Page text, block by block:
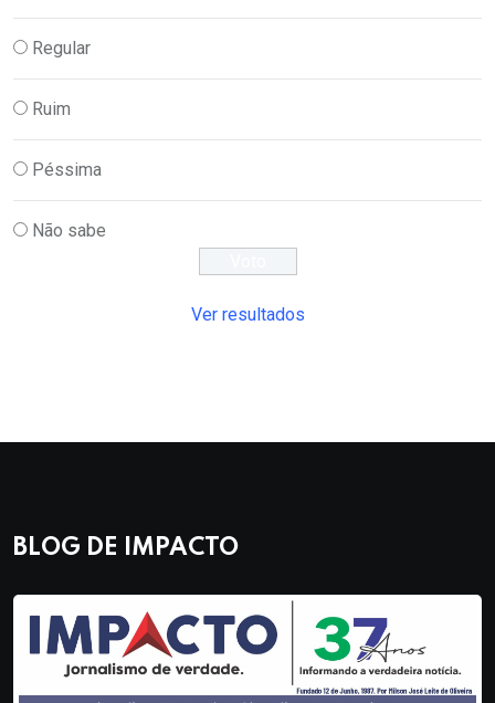
Regular
Ruim
Péssima
Não sabe
Ver resultados
BLOG DE IMPACTO